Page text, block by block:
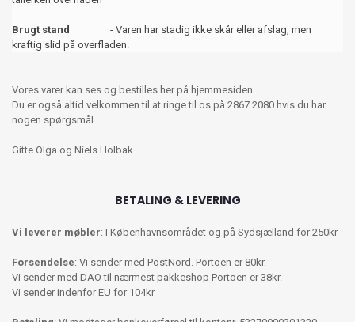
Brugt stand
- Varen har stadig ikke skår eller afslag, men
kraftig slid på overfladen.
Vores varer kan ses og bestilles her på hjemmesiden.
Du er også altid velkommen til at ringe til os på 2867 2080 hvis du har
nogen spørgsmål.
Gitte Olga og Niels Holbak
BETALING & LEVERING
Vi leverer møbler: I Københavnsområdet og på Sydsjælland for 250kr
Forsendelse: Vi sender med PostNord. Portoen er 80kr.
Vi sender med DAO til nærmest pakkeshop Portoen er 38kr.
Vi sender indenfor EU for 104kr